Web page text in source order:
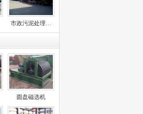
市政污泥处理…
圆盘磁选机